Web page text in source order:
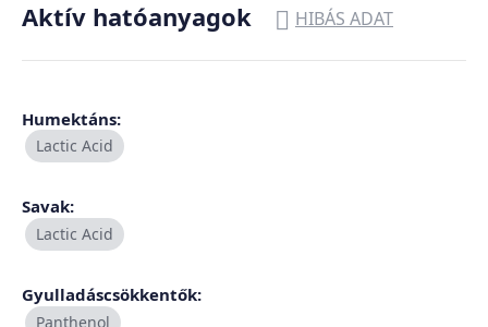
Aktív hatóanyagok  HIBÁS ADAT
Humektáns:
Lactic Acid
Savak:
Lactic Acid
Gyulladáscsökkentők:
Panthenol